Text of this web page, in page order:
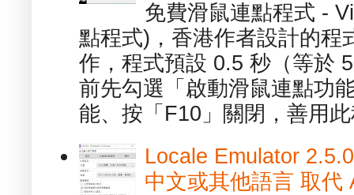
免費滑鼠連點程式 -
點程式)，香港作者設計的程
作，程式預設 0.5 秒（等於
前先勾選「啟動滑鼠連點功
能、按「F10」關閉，善用
Locale Emulator
中文或其他語言 取代